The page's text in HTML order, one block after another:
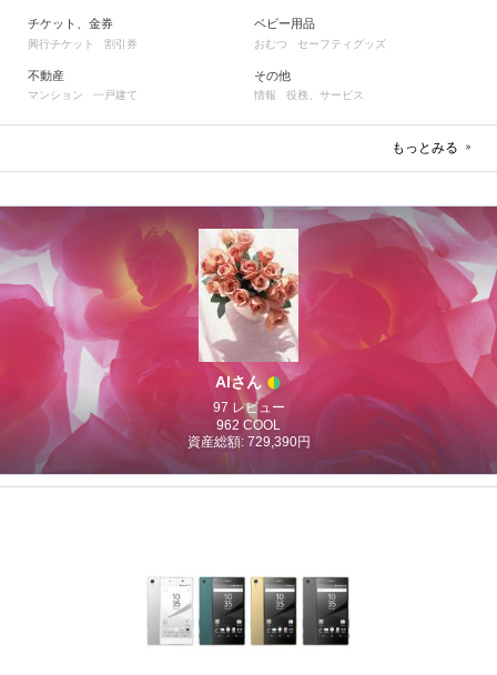
チケット、金券
興行チケット 割引券
不動産
マンション 一戸建て
ベビー用品
おむつ セーフティグッズ
その他
情報 役務、サービス
もっとみる
AIさん
97 レビュー
962 COOL
資産総額: 729,390円